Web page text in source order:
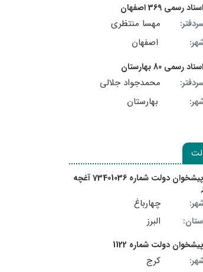
رسمی 369 اصفهان
مهسا منتظری
اصفهان
رسمی 80 بهارستان
محمدجواد جلالی
بهارستان
دفتر پیشخوان دولت شماره 73401036 آغچه
چهارباغ
البرز
دولت شماره 1122
کرج